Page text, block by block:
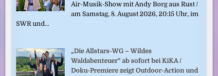
Air-Musik-Show mit Andy Borg aus Rust /
am Samstag, 8. August 2026, 20:15 Uhr, im
SWR und...
„Die Allstars-WG – Wildes
Waldabenteuer“ ab sofort bei KiKA /
Doku-Premiere zeigt Outdoor-Action und